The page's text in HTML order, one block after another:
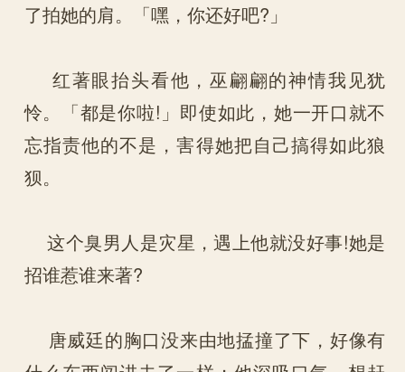
了拍她的肩。「嘿，你还好吧?」
红著眼抬头看他，巫翩翩的神情我见犹
怜。「都是你啦!」即使如此，她一开口就不
忘指责他的不是，害得她把自己搞得如此狼
狈。
这个臭男人是灾星，遇上他就没好事!她是
招谁惹谁来著?
唐威廷的胸口没来由地掹撞了下，好像有